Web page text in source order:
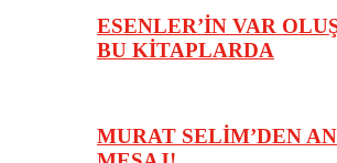
ESENLER’İN VAR
BU KİTAPLARDA
MURAT SELİM’DEN